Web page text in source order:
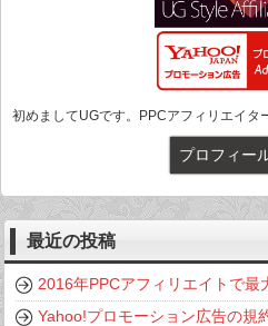
初めましてUGです。PPCアフィリエイタ
プロフィー
最近の投稿
2016年PPCアフィリエイトで
Yahoo!プロモーション広告の規